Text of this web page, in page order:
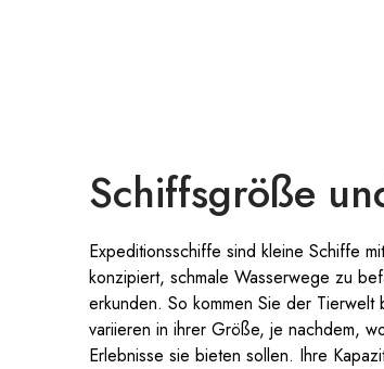
Schiffsgröße
Expeditionsschiffe sind kleine Schiffe
konzipiert, schmale Wasserwege zu
erkunden. So kommen Sie der
variieren in ihrer Größe, je nachdem,
Erlebnisse sie bieten sollen. Ihre